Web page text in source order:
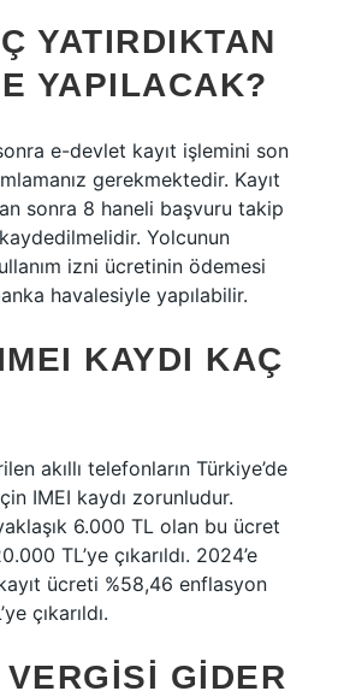
YATIRDIKTAN
YAPILACAK?
e-devlet kayıt işlemini son
gerekmektedir. Kayıt
sonra 8 haneli başvuru takip
Yolcunun
izni ücretinin ödemesi
havalesiyle yapılabilir.
KAYDI KAÇ
akıllı telefonların Türkiye’de
IMEI kaydı zorunludur.
6.000 TL olan bu ücret
TL’ye çıkarıldı. 2024’e
ücreti %58,46 enflasyon
çıkarıldı.
GIDER